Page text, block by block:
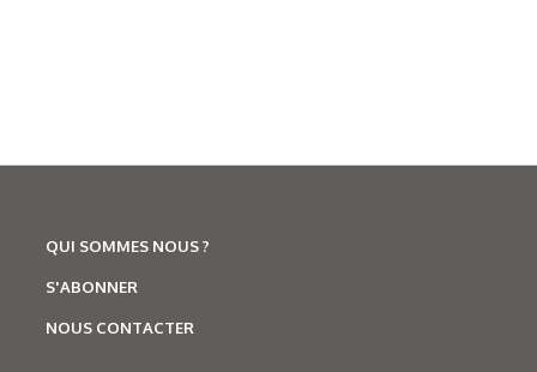
QUI SOMMES NOUS ?
S'ABONNER
NOUS CONTACTER